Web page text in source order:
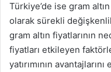
Türkiye’de ise gram
olarak sürekli
gram altın fiyatlarının
fiyatları etkileyen
yatırımının avantajlarını